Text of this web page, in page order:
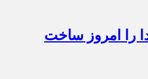
را امروز ساخت